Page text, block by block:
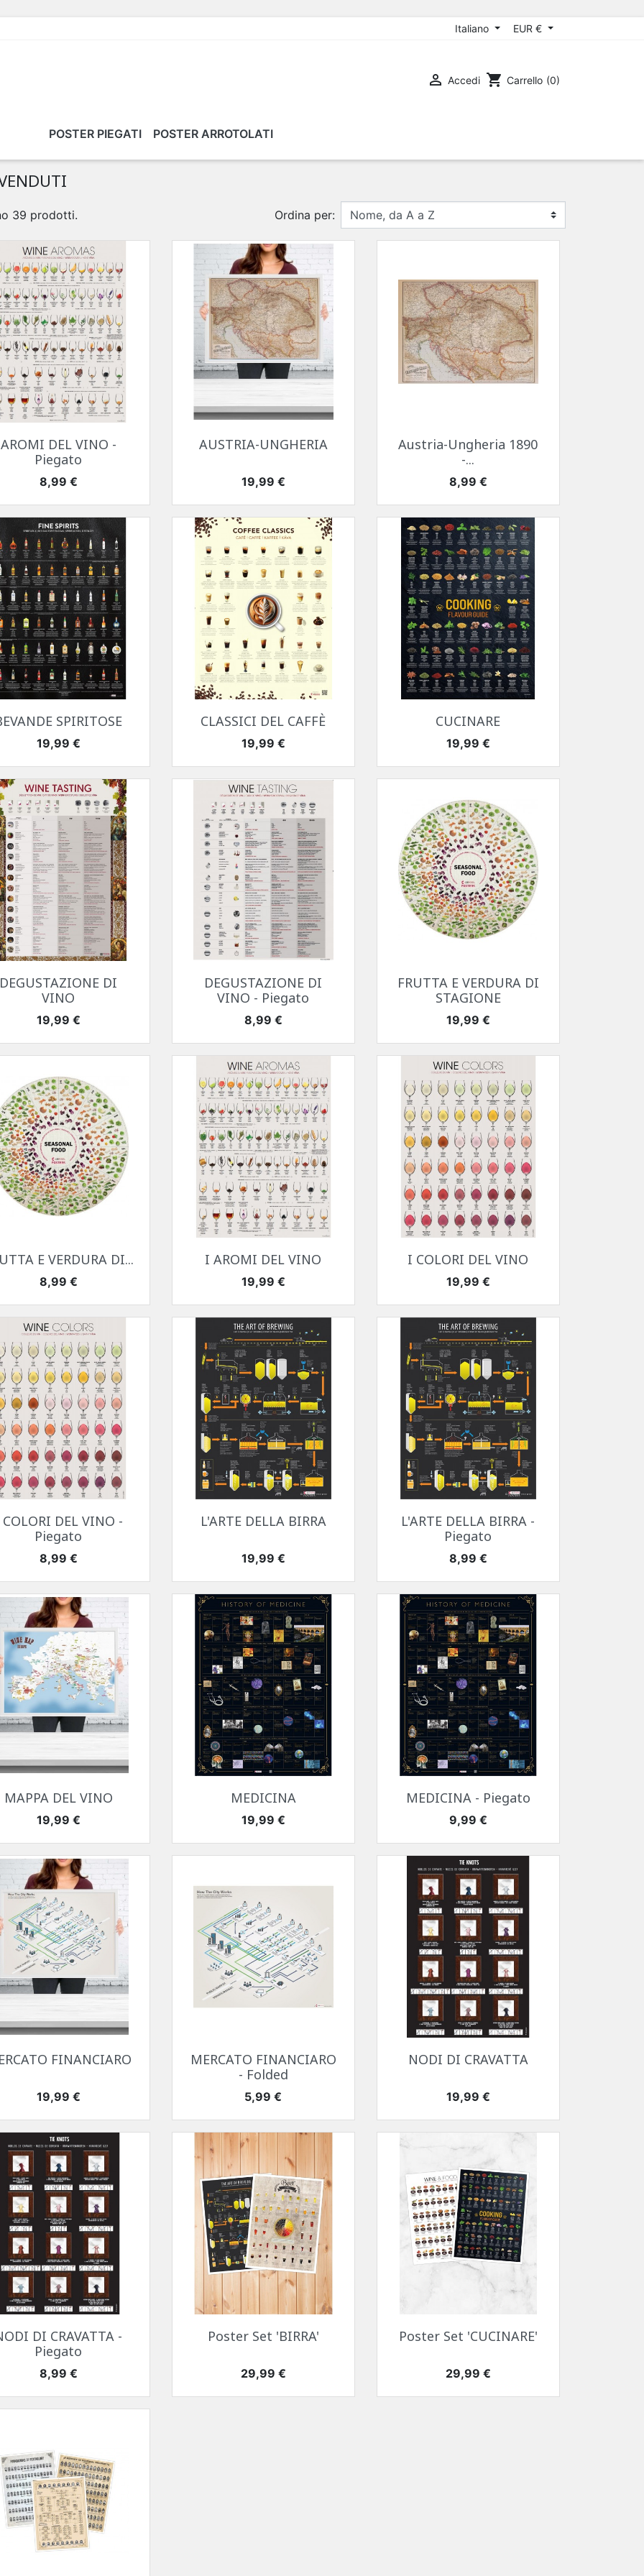
Italiano EUR €
 Accedi shopping_cart Carrello (0)
POSTER PIEGATI POSTER ARROTOLATI
39 prodotti. Ordina per:
Anteprima
AROMI DEL VINO -
Piegato
Prezzo
8,99 €
Anteprima
AUSTRIA-UNGHERIA
Prezzo
19,99 €
Anteprima
Austria-Ungheria 1890
-...
Prezzo
8,99 €
Anteprima
SPIRITOSE
Prezzo
19,99 €
Anteprima
CLASSICI DEL CAFFÈ
Prezzo
19,99 €
Anteprima
CUCINARE
Prezzo
19,99 €
Anteprima
DEGUSTAZIONE DI
VINO
Prezzo
19,99 €
Anteprima
DEGUSTAZIONE DI
VINO - Piegato
Prezzo
8,99 €
Anteprima
FRUTTA E VERDURA DI
STAGIONE
Prezzo
19,99 €
Anteprima
E VERDURA DI...
Prezzo
8,99 €
Anteprima
I AROMI DEL VINO
Prezzo
19,99 €
Anteprima
I COLORI DEL VINO
Prezzo
19,99 €
Anteprima
DEL VINO -
Piegato
Prezzo
8,99 €
Anteprima
L'ARTE DELLA BIRRA
Prezzo
19,99 €
Anteprima
L'ARTE DELLA BIRRA -
Piegato
Prezzo
8,99 €
Anteprima
MAPPA DEL VINO
Prezzo
19,99 €
Anteprima
MEDICINA
Prezzo
19,99 €
Anteprima
MEDICINA - Piegato
Prezzo
9,99 €
Anteprima
FINANCIARO
Prezzo
19,99 €
Anteprima
MERCATO FINANCIARO
- Folded
Prezzo
5,99 €
Anteprima
NODI DI CRAVATTA
Prezzo
19,99 €
Anteprima
DI CRAVATTA -
Piegato
Prezzo
8,99 €
Anteprima
Poster Set 'BIRRA'
Prezzo
29,99 €
Anteprima
Poster Set 'CUCINARE'
Prezzo
29,99 €